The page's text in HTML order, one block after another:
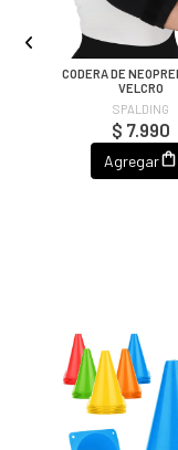
CODERA DE
VELCRO
SPALDING
$ 7.990
Agregar